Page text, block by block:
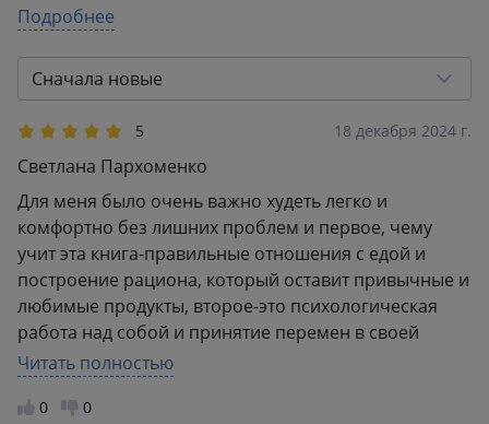
5
2
11
1
49
Подробнее
Сначала новые
5 18 декабря 2024 г.
Светлана Пархоменко
Для меня было очень важно худеть легко и
комфортно без лишних проблем и первое, чему
учит эта книга-правильные отношения с едой и
построение рациона, который оставит привычные и
любимые продукты, второе-это психологическая
работа над собой и принятие перемен в своей
жизни и третье-уметь радоваться любым
результатам. Книга просто потрясающая, очень
рекомендую всем, кто хочет придти к идеальному
Читать полностью
0 0